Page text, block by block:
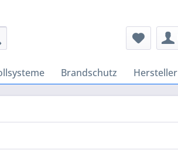
Brandschutz Hersteller